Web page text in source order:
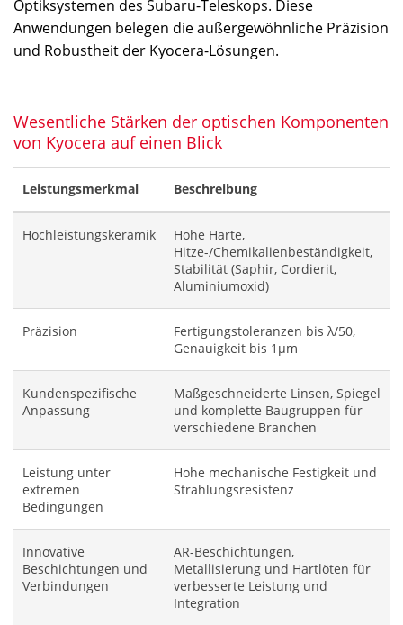
Optiksystemen des Subaru-Teleskops. Diese
Anwendungen belegen die außergewöhnliche Präzision
und Robustheit der Kyocera-Lösungen.
Wesentliche Stärken der optischen Komponenten
von Kyocera auf einen Blick
Leistungsmerkmal Beschreibung
Hochleistungskeramik
Hohe Härte,
Hitze-/Chemikalienbeständigkeit,
Stabilität (Saphir, Cordierit,
Aluminiumoxid)
Präzision
Fertigungstoleranzen bis λ/50,
Genauigkeit bis 1μm
Kundenspezifische
Anpassung
Maßgeschneiderte Linsen, Spiegel
und komplette Baugruppen für
verschiedene Branchen
Leistung unter
extremen
Bedingungen
Hohe mechanische Festigkeit und
Strahlungsresistenz
Innovative
Beschichtungen und
Verbindungen
AR-Beschichtungen,
Metallisierung und Hartlöten für
verbesserte Leistung und
Integration